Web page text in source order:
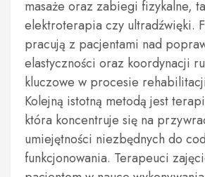
masaże oraz zabiegi fizykalne,
elektroterapia czy ultradźwięki.
pracują z pacjentami nad
elastyczności oraz koordynacji
kluczowe w procesie
Kolejną istotną metodą jest
która koncentruje się na
umiejętności niezbędnych do
funkcjonowania. Terapeuci